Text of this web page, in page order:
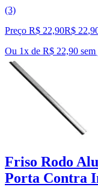
(3)
Preço R$ 22,90R$ 22,
Ou 1x de R$ 22,90 sem
Friso Rodo
Porta Contra